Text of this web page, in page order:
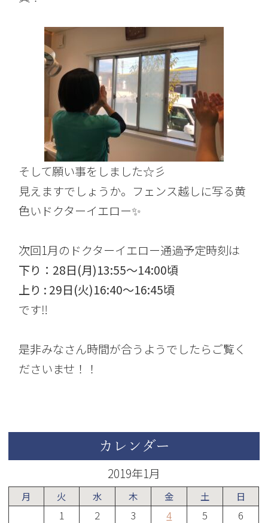
そして願い事をしました☆彡
見えますでしょうか。フェンス越しに写る黄
色いドクターイエロー✨
次回1月のドクターイエロー通過予定時刻は
下り：28日(月)13:55〜14:00頃
上り : 29日(火)16:40〜16:45頃
です‼️
是非みなさん時間が合うようでしたらご覧く
ださいませ！！
カレンダー
2019年1月
月 火 水 木 金 土 日
1 2 3 4 5
6